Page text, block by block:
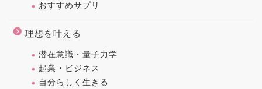
おすすめサプリ
理想を叶える
潜在意識・量子力学
起業・ビジネス
自分らしく生きる